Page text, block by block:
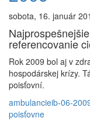
sobota, 16. január
referencovanie
Rok 2009 bol aj v
hospodárskej krízy.
poisťovní.
ambulancieib-06-
poisťovne